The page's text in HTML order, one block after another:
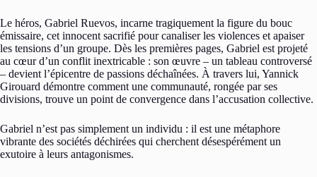
Le héros, Gabriel Ruevos, incarne tragiquement la figure du bouc
émissaire, cet innocent sacrifié pour canaliser les violences et apaiser
les tensions d’un groupe. Dès les premières pages, Gabriel est projeté
au cœur d’un conflit inextricable : son œuvre – un tableau controversé
– devient l’épicentre de passions déchaînées. À travers lui, Yannick
Girouard démontre comment une communauté, rongée par ses
divisions, trouve un point de convergence dans l’accusation collective.
Gabriel n’est pas simplement un individu : il est une métaphore
vibrante des sociétés déchirées qui cherchent désespérément un
exutoire à leurs antagonismes.